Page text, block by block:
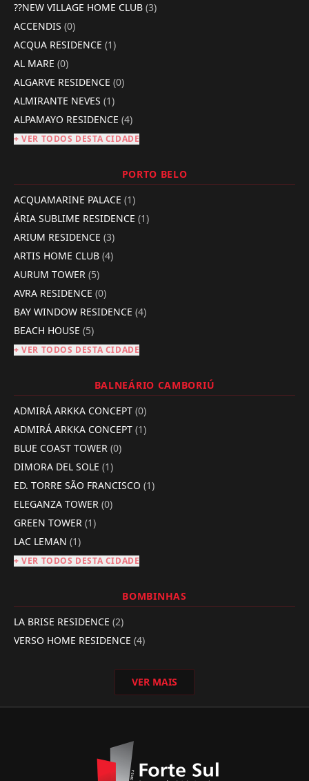
??NEW VILLAGE HOME CLUB (3)
ACCENDIS (0)
ACQUA RESIDENCE (1)
AL MARE (0)
ALGARVE RESIDENCE (0)
ALMIRANTE NEVES (1)
ALPAMAYO RESIDENCE (4)
+ VER TODOS DESTA CIDADE
PORTO BELO
ACQUAMARINE PALACE (1)
ÁRIA SUBLIME RESIDENCE (1)
ARIUM RESIDENCE (3)
ARTIS HOME CLUB (4)
AURUM TOWER (5)
AVRA RESIDENCE (0)
BAY WINDOW RESIDENCE (4)
BEACH HOUSE (5)
+ VER TODOS DESTA CIDADE
BALNEÁRIO CAMBORIÚ
ADMIRÁ ARKKA CONCEPT (0)
ADMIRÁ ARKKA CONCEPT (1)
BLUE COAST TOWER (0)
DIMORA DEL SOLE (1)
ED. TORRE SÃO FRANCISCO (1)
ELEGANZA TOWER (0)
GREEN TOWER (1)
LAC LEMAN (1)
+ VER TODOS DESTA CIDADE
BOMBINHAS
LA BRISE RESIDENCE (2)
VERSO HOME RESIDENCE (4)
VER MAIS